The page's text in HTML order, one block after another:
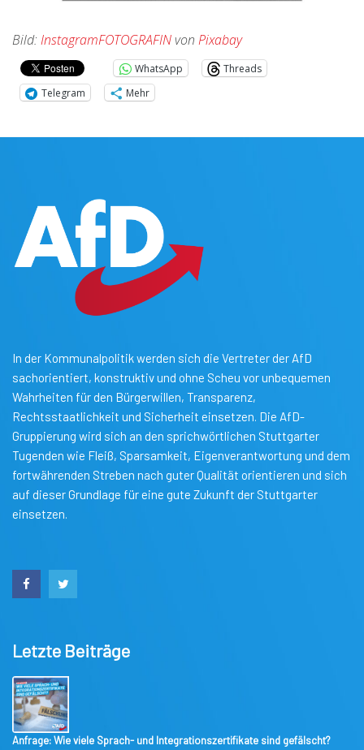
Bild: InstagramFOTOGRAFINvon Pixabay
WhatsApp
Threads
Telegram
Mehr
In der Kommunalpolitik werden sich die Vertreter der AfD
sachorientiert, konstruktiv und ohne Scheu vor unbequemen
Wahrheiten für den Bürgerwillen, Transparenz,
Rechtsstaatlichkeit und Sicherheit einsetzen. Die AfD-
Gruppierung wird sich an den sprichwörtlichen Stuttgarter
Tugenden wie Fleiß, Sparsamkeit, Eigenverantwortung und dem
fortwährenden Streben nach guter Qualität orientieren und sich
auf dieser Grundlage für eine gute Zukunft der Stuttgarter
einsetzen.
Letzte Beiträge
Anfrage: Wie viele Sprach- und Integrationszertifikate sind gefälscht?